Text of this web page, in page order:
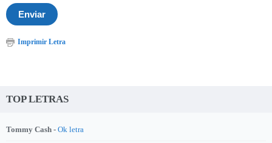
Imprimir Letra
TOP LETRAS
Tommy Cash - Ok letra